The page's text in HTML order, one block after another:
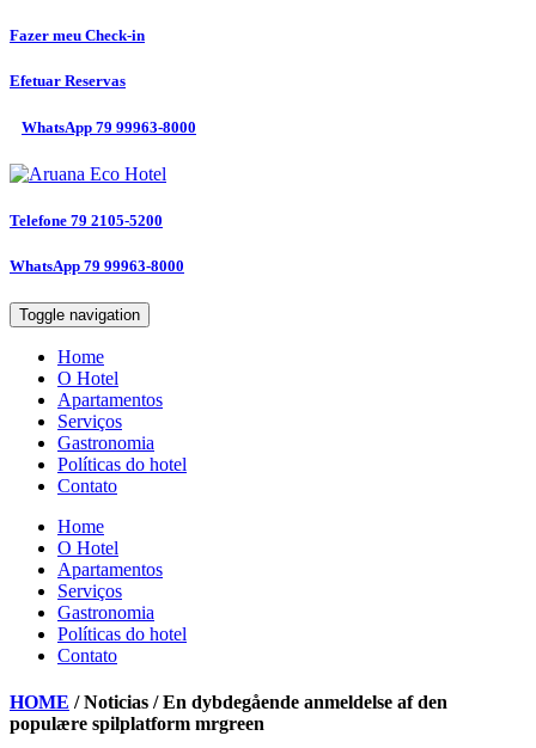
Fazer meu Check-in
Efetuar Reservas
WhatsApp 79 99963-8000
Telefone 79 2105-5200
WhatsApp 79 99963-8000
Toggle navigation
Home
O Hotel
Apartamentos
Serviços
Gastronomia
Políticas do hotel
Contato
Home
O Hotel
Apartamentos
Serviços
Gastronomia
Políticas do hotel
Contato
HOME / Noticias / En dybdegående anmeldelse af den
populære spilplatform mrgreen